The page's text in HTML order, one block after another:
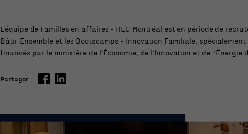
L'équipe de Familles en affaires - HEC Montréal est en période de
Bâtir Ensemble et les Bootscamps - Innovation Familiale,
financés par le ministère de l’Économie, de l’Innovation et de l’Énergie
Partager